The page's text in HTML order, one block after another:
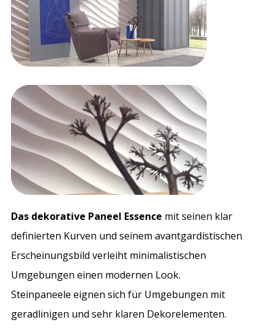
Das dekorative Paneel Essence mit seinen klar
definierten Kurven und seinem avantgardistischen
Erscheinungsbild verleiht minimalistischen
Umgebungen einen modernen Look.
Steinpaneele eignen sich für Umgebungen mit
geradlinigen und sehr klaren Dekorelementen.